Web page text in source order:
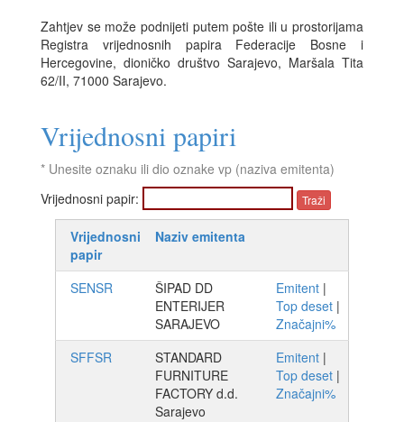
Zahtjev se može podnijeti putem pošte ili u prostorijama
Registra vrijednosnih papira Federacije Bosne i
Hercegovine, dioničko društvo Sarajevo, Maršala Tita
62/II, 71000 Sarajevo.
Vrijednosni papiri
* Unesite oznaku ili dio oznake vp (naziva emitenta)
Vrijednosni papir:
Vrijednosni
papir
Naziv emitenta
SENSR
ŠIPAD DD
ENTERIJER
SARAJEVO
Emitent |
Top deset |
Značajni%
SFFSR
STANDARD
FURNITURE
FACTORY d.d.
Sarajevo
Emitent |
Top deset |
Značajni%